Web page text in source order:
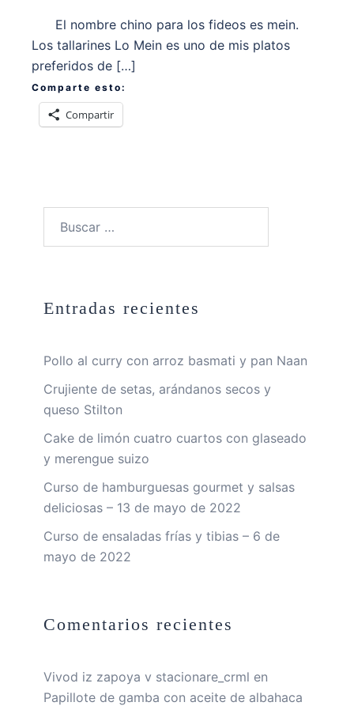
El nombre chino para los fideos es mein.
Los tallarines Lo Mein es uno de mis platos
preferidos de […]
Comparte esto:
Compartir
Entradas recientes
Pollo al curry con arroz basmati y pan Naan
Crujiente de setas, arándanos secos y
queso Stilton
Cake de limón cuatro cuartos con glaseado
y merengue suizo
Curso de hamburguesas gourmet y salsas
deliciosas – 13 de mayo de 2022
Curso de ensaladas frías y tibias – 6 de
mayo de 2022
Comentarios recientes
Vivod iz zapoya v stacionare_crml en
Papillote de gamba con aceite de albahaca